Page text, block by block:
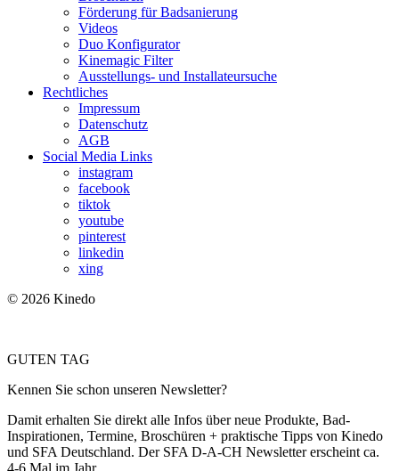
Förderung für Badsanierung
Videos
Duo Konfigurator
Kinemagic Filter
Ausstellungs- und Installateursuche
Rechtliches
Impressum
Datenschutz
AGB
Social Media Links
instagram
facebook
tiktok
youtube
pinterest
linkedin
xing
© 2026 Kinedo
GUTEN TAG
Kennen Sie schon unseren Newsletter?
Damit erhalten Sie direkt alle Infos über neue Produkte, Bad-
Inspirationen, Termine, Broschüren + praktische Tipps von Kinedo
und SFA Deutschland. Der SFA D-A-CH Newsletter erscheint ca.
4-6 Mal im Jahr.